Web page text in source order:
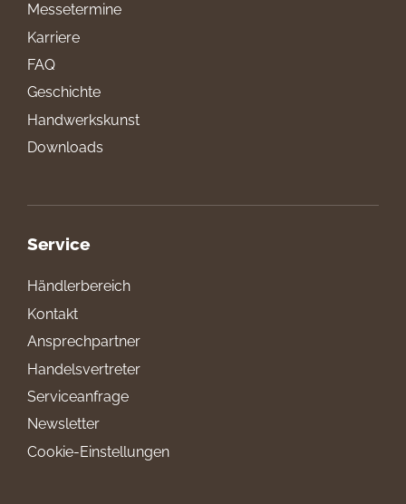
Messetermine
Karriere
FAQ
Geschichte
Handwerkskunst
Downloads
Service
Händlerbereich
Kontakt
Ansprechpartner
Handelsvertreter
Serviceanfrage
Newsletter
Cookie-Einstellungen